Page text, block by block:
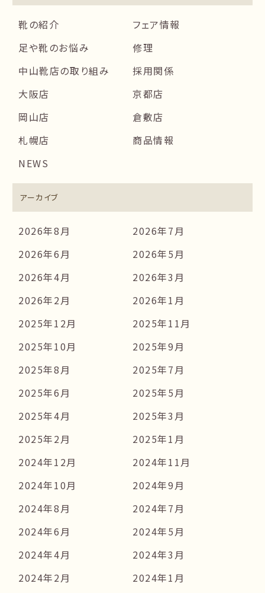
靴の紹介
フェア情報
足や靴のお悩み
修理
中山靴店の取り組み
採用関係
大阪店
京都店
岡山店
倉敷店
札幌店
商品情報
NEWS
アーカイブ
2026年8月
2026年7月
2026年6月
2026年5月
2026年4月
2026年3月
2026年2月
2026年1月
2025年12月
2025年11月
2025年10月
2025年9月
2025年8月
2025年7月
2025年6月
2025年5月
2025年4月
2025年3月
2025年2月
2025年1月
2024年12月
2024年11月
2024年10月
2024年9月
2024年8月
2024年7月
2024年6月
2024年5月
2024年4月
2024年3月
2024年2月
2024年1月